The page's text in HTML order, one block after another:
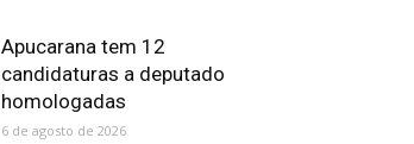
Apucarana tem 12
candidaturas a deputado
homologadas
6 de agosto de 2026